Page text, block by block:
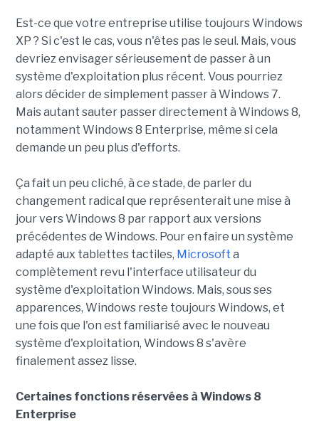
Est-ce que votre entreprise utilise toujours Windows
XP ? Si c'est le cas, vous n'êtes pas le seul. Mais, vous
devriez envisager sérieusement de passer à un
système d'exploitation plus récent. Vous pourriez
alors décider de simplement passer à Windows 7.
Mais autant sauter passer directement à Windows 8,
notamment Windows 8 Enterprise, même si cela
demande un peu plus d'efforts.
Ça fait un peu cliché, à ce stade, de parler du
changement radical que représenterait une mise à
jour vers Windows 8 par rapport aux versions
précédentes de Windows. Pour en faire un système
adapté aux tablettes tactiles, Microsoft a
complètement revu l'interface utilisateur du
système d'exploitation Windows. Mais, sous ses
apparences, Windows reste toujours Windows, et
une fois que l'on est familiarisé avec le nouveau
système d'exploitation, Windows 8 s'avère
finalement assez lisse.
Certaines fonctions réservées à Windows 8
Enterprise